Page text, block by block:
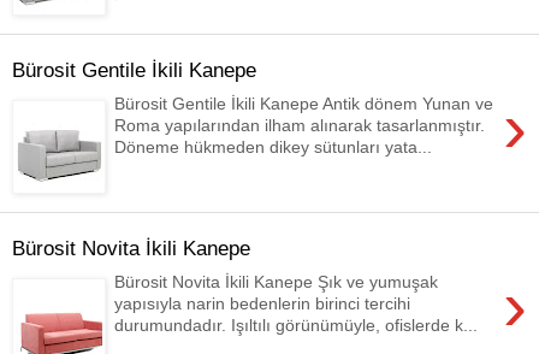
Bürosit Gentile İkili Kanepe
›
Bürosit Gentile İkili Kanepe Antik dönem Yunan ve
Roma yapılarından ilham alınarak tasarlanmıştır.
Döneme hükmeden dikey sütunları yata...
Bürosit Novita İkili Kanepe
›
Bürosit Novita İkili Kanepe Şık ve yumuşak
yapısıyla narin bedenlerin birinci tercihi
durumundadır. Işıltılı görünümüyle, ofislerde k...